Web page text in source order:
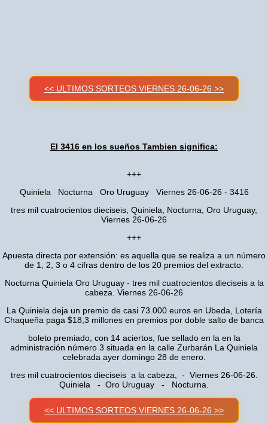
<< ULTIMOS SORTEOS VIERNES 26-06-26 >>
El 3416 en los sueños Tambien significa:
+++
Quiniela Nocturna Oro Uruguay Viernes 26-06-26 - 3416
tres mil cuatrocientos dieciseis, Quiniela, Nocturna, Oro Uruguay,
Viernes 26-06-26
+++
Apuesta directa por extensión: es aquella que se realiza a un número
de 1, 2, 3 o 4 cifras dentro de los 20 premios del extracto.
Nocturna Quiniela Oro Uruguay - tres mil cuatrocientos dieciseis a la
cabeza. Viernes 26-06-26
La Quiniela deja un premio de casi 73.000 euros en Ubeda, Lotería
Chaqueña paga $18,3 millones en premios por doble salto de banca
boleto premiado, con 14 aciertos, fue sellado en la en la
administración número 3 situada en la calle Zurbarán La Quiniela
celebrada ayer domingo 28 de enero.
tres mil cuatrocientos dieciseis a la cabeza, - Viernes 26-06-26.
Quiniela - Oro Uruguay - Nocturna.
<< ULTIMOS SORTEOS VIERNES 26-06-26 >>